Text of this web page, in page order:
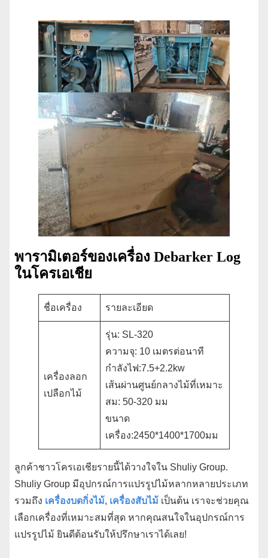
พารามิเตอร์ของเครื่อง Debarker Log
ในโครเอเชีย
ชื่อเครื่อง รายละเอียด
เครื่องลอก
เปลือกไม้
รุ่น: SL-320
ความจุ: 10 เมตรต่อนาที
กำลังไฟ:7.5+2.2kw
เส้นผ่านศูนย์กลางไม้ที่เหมาะ
สม: 50-320 มม
ขนาด
เครื่อง:2450*1400*1700มม
ลูกค้าชาวโครเอเชียรายนี้ได้วางใจใน Shuliy Group.
Shuliy Group มีอุปกรณ์การแปรรูปไม้หลากหลายประเภท
รวมถึง เครื่องบดกิ่งไม้, เครื่องสับไม้ เป็นต้น เราจะช่วยคุณ
เลือกเครื่องที่เหมาะสมที่สุด หากคุณสนใจในอุปกรณ์การ
แปรรูปไม้ ยินดีต้อนรับให้ปรึกษาเราได้เลย!